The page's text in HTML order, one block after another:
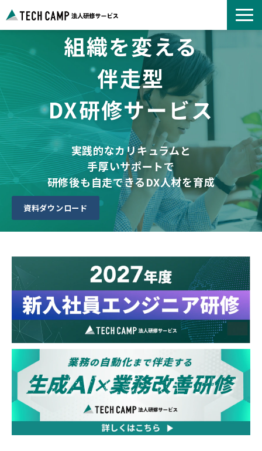
よくあるご質問
お知らせ
事例紹介一覧
コース一覧
選ばれる理由
パートナー募集
組織を変える
伴走型
DX研修サービス
実践的なカリキュラムと
手厚いサポートで
研修後も自走できるDX人材を育成
資料ダウンロード